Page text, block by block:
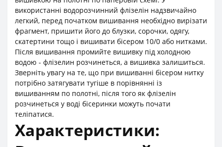
використанні водорозчинний флізелін надзвичайно
легкий, перед початком вишивання необхідно вирізати
фрагмент, пришити його до блузки, сорочки, одягу,
скатертини тощо і вишивати бісером 10/0 або нитками.
Після вишивання промийте вишивку під холодною
водою - флізелин розчинеться, а вишивка залишиться.
Зверніть увагу на те, що при вишиванні бісером нитку
потрібно затягувати тугіше в порівнянні із
вишиванням по полотні, після того як флізелін
розчинеться у воді бісеринки можуть почати
теліпатися.
Характеристики: